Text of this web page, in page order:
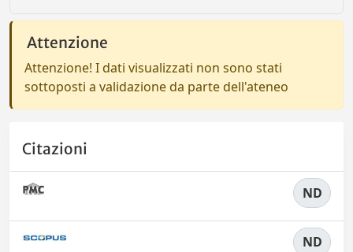
Attenzione
Attenzione! I dati visualizzati non sono stati
sottoposti a validazione da parte dell'ateneo
Citazioni
ND
ND